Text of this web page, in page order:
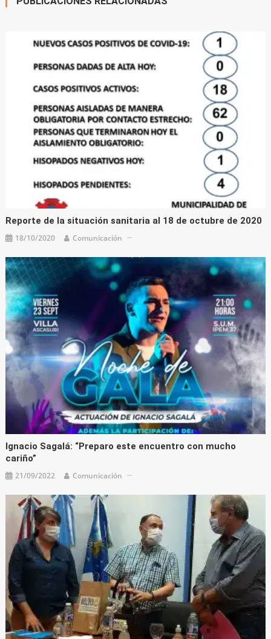
Reporte de la situación sanitaria al 18 de octubre de 2020
18/10/2020 Comunicación
Ignacio Sagalá: “Preparo este encuentro con mucho
cariño”
21/09/2022 Comunicación